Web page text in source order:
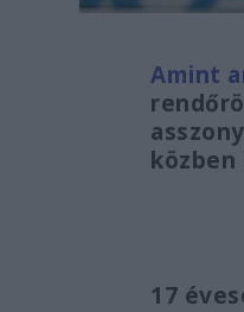
Amint
17